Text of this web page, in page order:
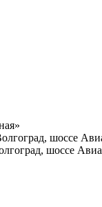
шоссе
шоссе